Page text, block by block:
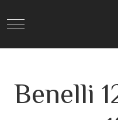
Mobile Menu Toggle
Benelli